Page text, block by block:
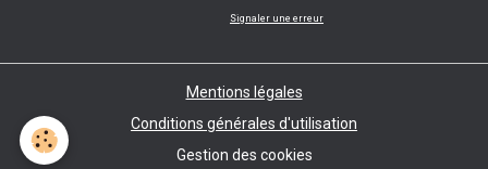
Signaler une erreur
Mentions légales
Conditions générales d'utilisation
Gestion des cookies